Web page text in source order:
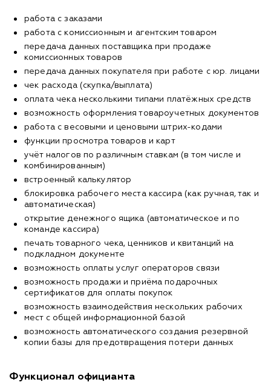
работа с заказами
работа с комиссионным и агентским товаром
передача данных поставщика при продаже
комиссионных товаров
передача данных покупателя при работе с юр. лицами
чек расхода (скупка/выплата)
оплата чека несколькими типами платёжных средств
возможность оформления товароучетных документов
работа с весовыми и ценовыми штрих-кодами
функции просмотра товаров и карт
учёт налогов по различным ставкам (в том числe и
комбинированным)
встроенный калькулятор
блокировка рабочего места кассира (как ручная, так и
автоматическая)
открытие денежного ящика (автоматическое и по
команде кассира)
печать товарного чека, ценников и квитанций на
подкладном документе
возможность оплаты услуг операторов связи
возможность продажи и приёма подарочных
сертификатов для оплаты покупок
возможность взаимодействия нескольких рабочих
мест с общей информационной базой
возможность автоматического создания резервной
копии базы для предотвращения потери данных
Функционал официанта